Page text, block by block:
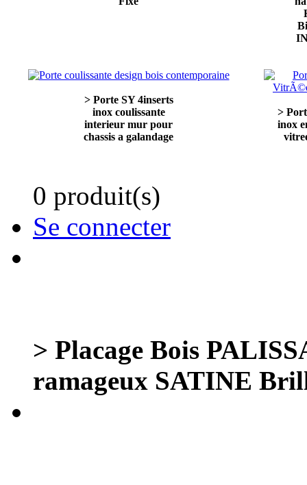
> Porte SY 4inserts
inox coulissante
interieur mur pour
chassis a galandage
>
inox
0 produit(s)
Se connecter
> Placage Bois
ramageux SATINE